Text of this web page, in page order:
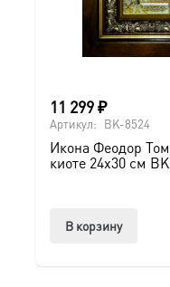
11 299₽
Артикул: BK-8524
Икона Феодор
киоте 24х30 см
В корзину